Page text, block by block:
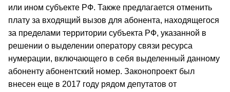
или ином субъекте РФ. Также предлагается отменить
плату за входящий вызов для абонента, находящегося
за пределами территории субъекта РФ, указанной в
решении о выделении оператору связи ресурса
нумерации, включающего в себя выделенный данному
абоненту абонентский номер. Законопроект был
внесен еще в 2017 году рядом депутатов от